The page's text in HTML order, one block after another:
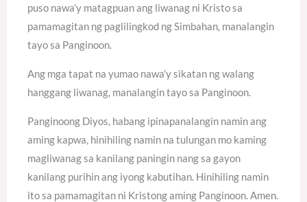
puso nawa’y matagpuan ang liwanag ni Kristo sa
pamamagitan ng paglilingkod ng Simbahan, manalangin
tayo sa Panginoon.
Ang mga tapat na yumao nawa’y sikatan ng walang
hanggang liwanag, manalangin tayo sa Panginoon.
Panginoong Diyos, habang ipinapanalangin namin ang
aming kapwa, hinihiling namin na tulungan mo kaming
magliwanag sa kanilang paningin nang sa gayon
kanilang purihin ang iyong kabutihan. Hinihiling namin
ito sa pamamagitan ni Kristong aming Panginoon. Amen.